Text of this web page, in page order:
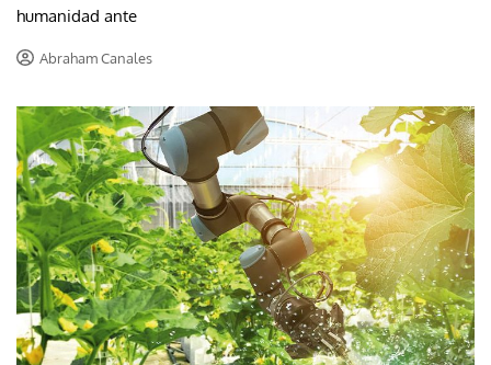
humanidad ante
Abraham Canales